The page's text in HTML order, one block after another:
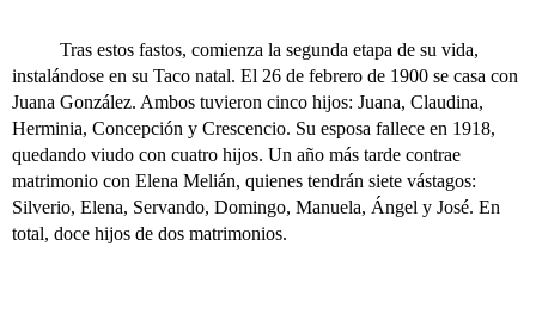
Tras estos fastos, comienza la segunda etapa de su vida,
instalándose en su Taco natal. El 26 de febrero de 1900 se casa con
Juana González. Ambos tuvieron cinco hijos: Juana, Claudina,
Herminia, Concepción y Crescencio. Su esposa fallece en 1918,
quedando viudo con cuatro hijos. Un año más tarde contrae
matrimonio con Elena Melián, quienes tendrán siete vástagos:
Silverio, Elena, Servando, Domingo, Manuela, Ángel y José. En
total, doce hijos de dos matrimonios.